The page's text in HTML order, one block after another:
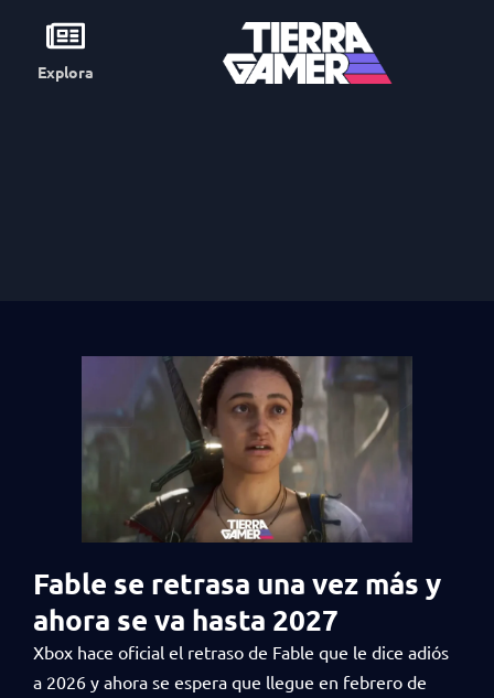
Explora
Fable se retrasa una vez más y
ahora se va hasta 2027
Xbox hace oficial el retraso de Fable que le dice adiós
a 2026 y ahora se espera que llegue en febrero de